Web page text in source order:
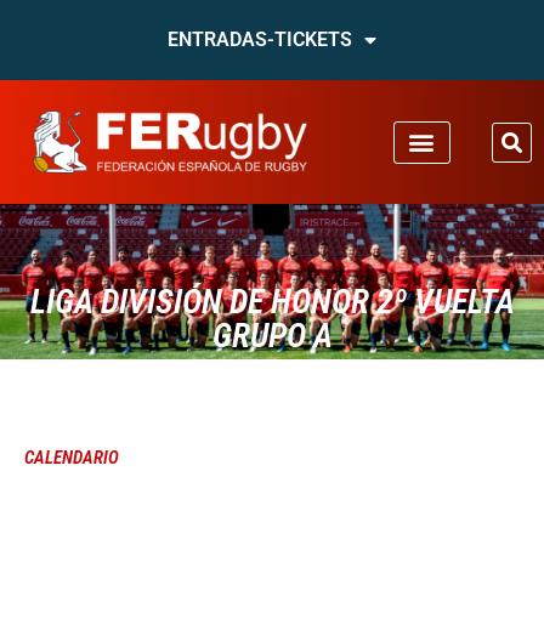
ENTRADAS-TICKETS
LIGA DIVISIÓN DE HONOR 2º VUELTA
GRUPO A
CALENDARIO